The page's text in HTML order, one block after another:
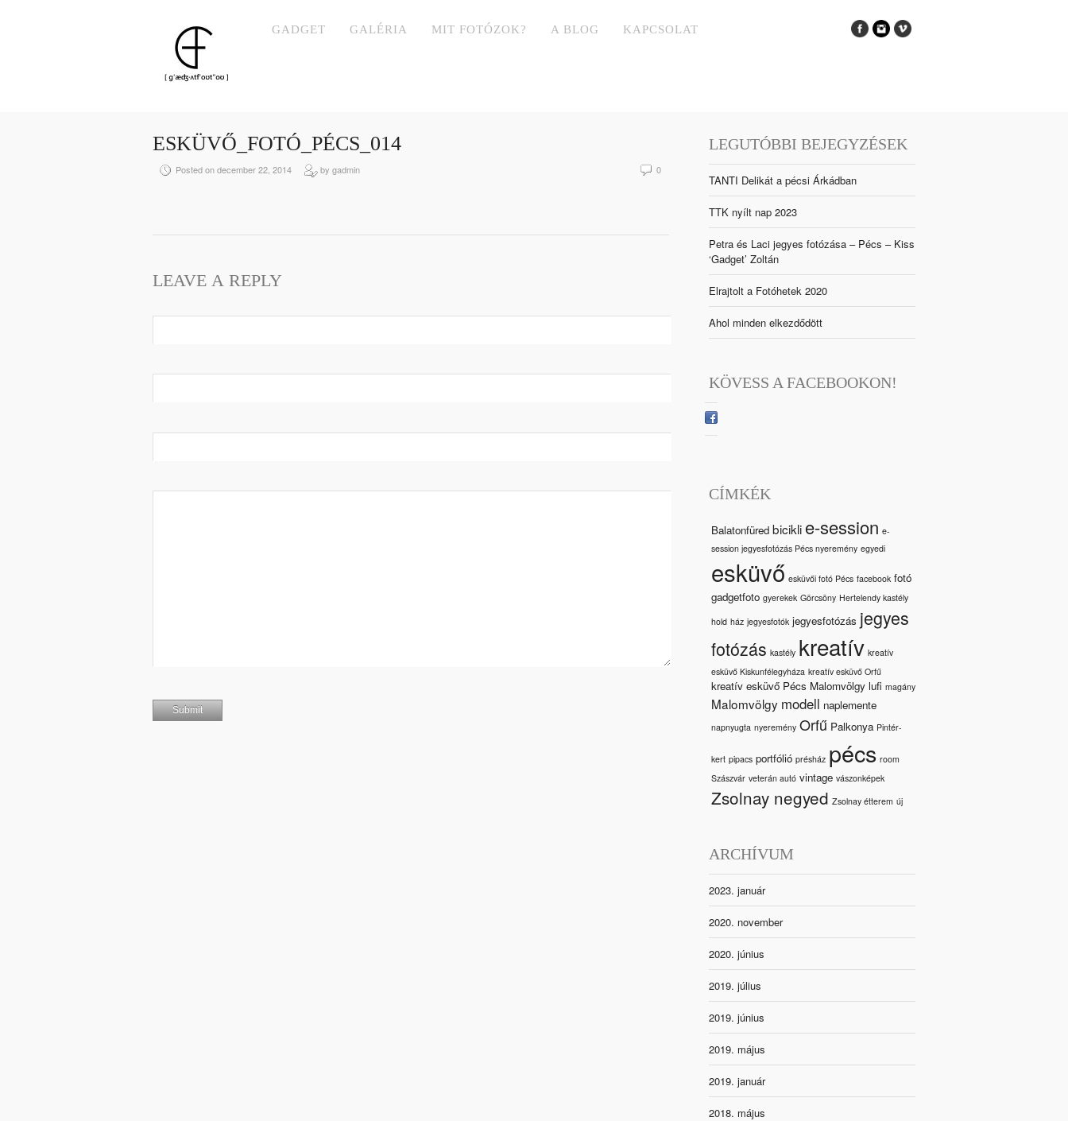
GADGET GALÉRIA MIT FOTÓZOK? A BLOG KAPCSOLAT
ESKÜVŐ_FOTÓ_PÉCS_014
Posted on december 22, 2014 by gadmin 0
LEAVE A REPLY
LEGUTÓBBI BEJEGYZÉSEK
TANTI Delikát a pécsi Árkádban
TTK nyílt nap 2023
Petra és Laci jegyes fotózása – Pécs – Kiss
‘Gadget’ Zoltán
Elrajtolt a Fotóhetek 2020
Ahol minden elkezdődött
KÖVESS A FACEBOOKON!
CÍMKÉK
Balatonfüred bicikli e-session e-
session jegyesfotózás Pécs nyeremény egyedi
esküvő esküvői fotó Pécs facebook fotó
gadgetfoto gyerekek Görcsöny Hertelendy kastély
hold ház jegyesfotók jegyesfotózás jegyes
fotózás kastély kreatív kreatív
esküvő Kiskunfélegyháza kreatív esküvő Orfű
kreatív esküvő Pécs Malomvölgy lufi magány
Malomvölgy modell naplemente
napnyugta nyeremény Orfű Palkonya Pintér-
kert pipacs portfólió présház pécs room
Szászvár veterán autó vintage vászonképek
Zsolnay negyed Zsolnay étterem új
ARCHÍVUM
2023. január
2020. november
2020. június
2019. július
2019. június
2019. május
2019. január
2018. május